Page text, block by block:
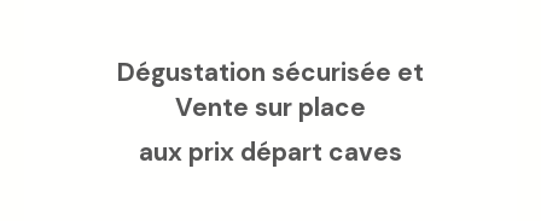
Dégustation sécurisée et
Vente sur place
aux prix départ caves